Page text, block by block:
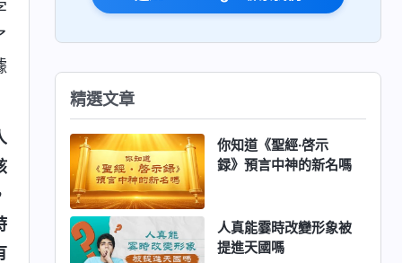
精選文章
你知道《聖經·啓示
録》預言中神的新名嗎
人真能霎時改變形象被
提進天國嗎